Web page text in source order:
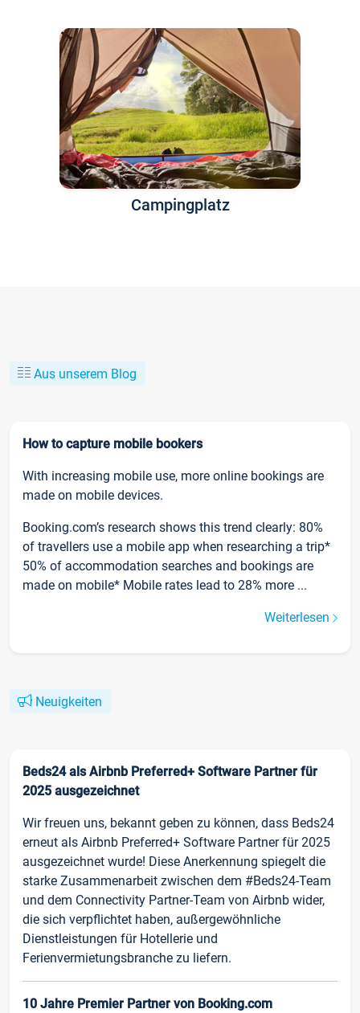
Campingplatz
Aus unserem Blog
How to capture mobile bookers
With increasing mobile use, more online bookings are
made on mobile devices.
Booking.com’s research shows this trend clearly: 80%
of travellers use a mobile app when researching a trip*
50% of accommodation searches and bookings are
made on mobile* Mobile rates lead to 28% more ...
Weiterlesen
Neuigkeiten
Beds24 als Airbnb Preferred+ Software Partner für
2025 ausgezeichnet
Wir freuen uns, bekannt geben zu können, dass Beds24
erneut als Airbnb Preferred+ Software Partner für 2025
ausgezeichnet wurde! Diese Anerkennung spiegelt die
starke Zusammenarbeit zwischen dem #Beds24-Team
und dem Connectivity Partner-Team von Airbnb wider,
die sich verpflichtet haben, außergewöhnliche
Dienstleistungen für Hotellerie und
Ferienvermietungsbranche zu liefern.
10 Jahre Premier Partner von Booking.com